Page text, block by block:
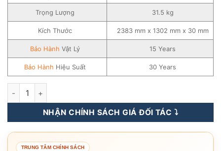
Trọng Lượng 31.5 kg
Kích Thước 2383 mm x 1302 mm x 30 mm
Bảo Hành Vật Lý 15 Years
Bảo Hành Hiệu Suất 30 Years
Tấm Pin Năng Lượng Mặt Trời AE Solar 640-660WP -
NHẬN CHÍNH SÁCH GIÁ ĐỐI TÁC ⤵️
TRUNG TÂM CHÍNH SÁCH